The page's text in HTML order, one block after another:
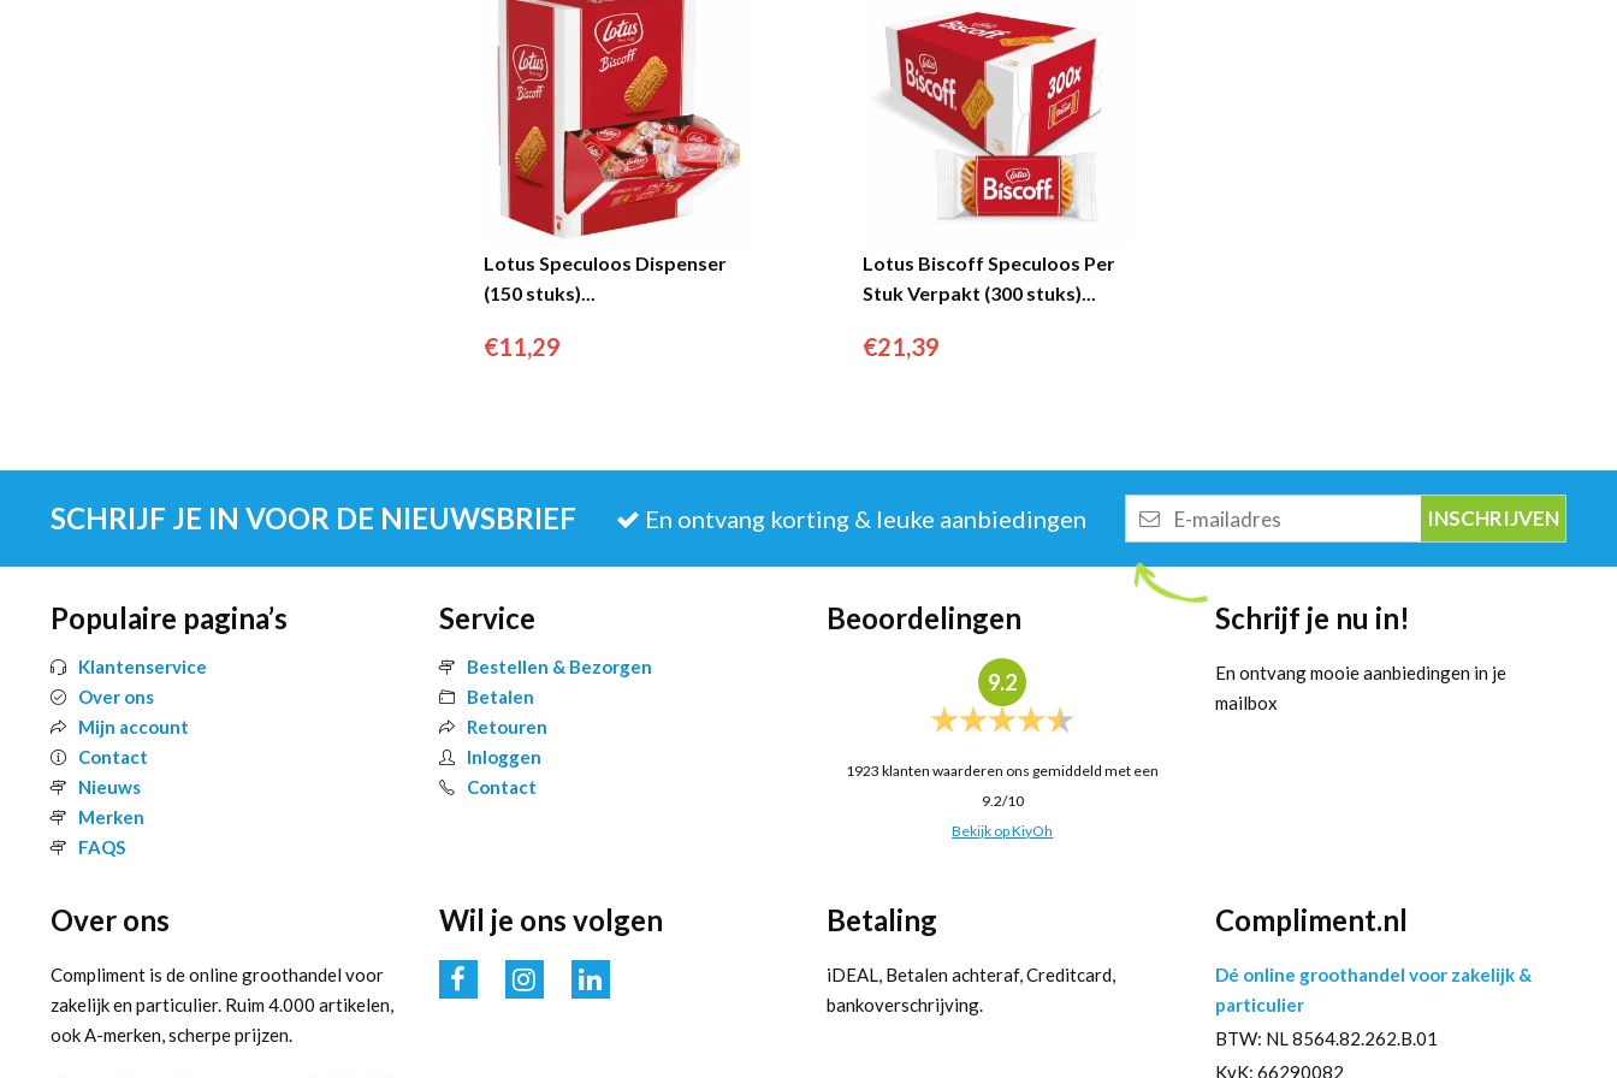
Lotus Speculoos Dispenser
(150 stuks)...
€11,29
Lotus Biscoff Speculoos Per
Stuk Verpakt (300 stuks)...
€21,39
SCHRIJF JE IN VOOR DE NIEUWSBRIEF En ontvang korting & leuke aanbiedingen
mailadres
Populaire pagina’s
Klantenservice
Over ons
Mijn account
Contact
Nieuws
Merken
FAQS
Service
Bestellen & Bezorgen
Betalen
Retouren
Inloggen
Contact
Beoordelingen
9.2
1923 klanten waarderen ons gemiddeld met een
9.2/10
Bekijk op KiyOh
Schrijf je nu in!
En ontvang mooie aanbiedingen in je
mailbox
Over ons
Compliment is de online groothandel voor
zakelijk en particulier. Ruim 4.000 artikelen,
ook A-merken, scherpe prijzen.
Wil je ons volgen Betaling
iDEAL, Betalen achteraf, Creditcard,
bankoverschrijving.
Compliment.nl
Dé online groothandel voor zakelijk &
particulier
BTW: NL 8564.82.262.B.01
KvK: 66290082